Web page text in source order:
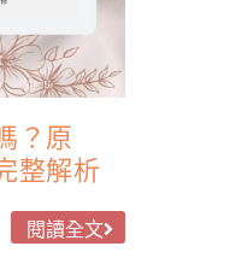
？原
整解析
閱讀全文